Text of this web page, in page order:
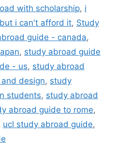
with scholarship, i
i can't afford it, Study
guide - canada,
, study abroad guide
- us, study abroad
design, study
students, study abroad
abroad guide to rome,
ucl study abroad guide,